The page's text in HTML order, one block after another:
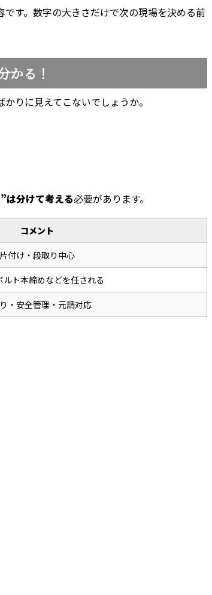
です。数字の大きさだけで次の現場を決める前
かる！
りに見えてこないでしょうか。
は分けて考える必要があります。
コメント
片付け・段取り中心
ルト本締めなどを任される
・安全管理・元請対応